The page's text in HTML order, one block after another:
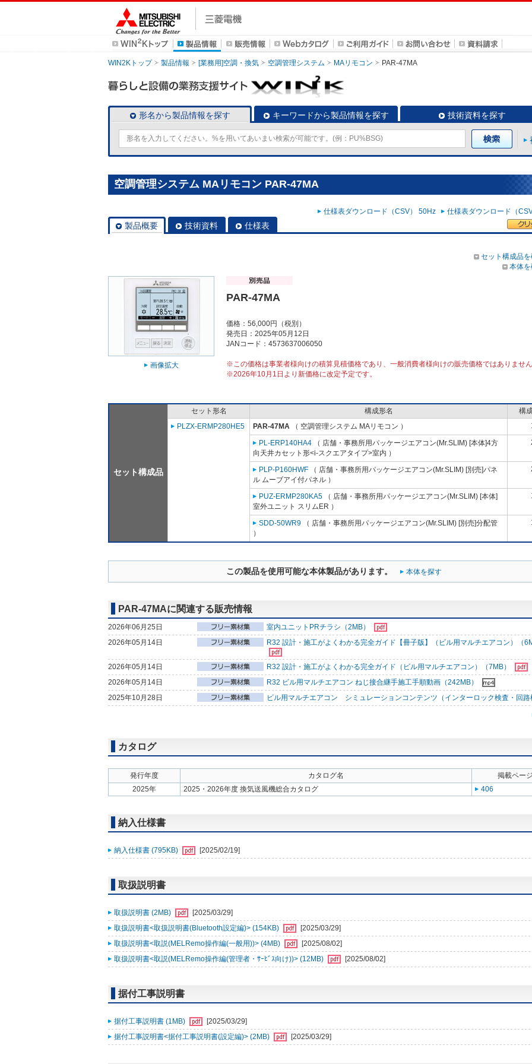
WIN2Kトップ 製品情報 [業務用]空調・換気 空調管理システム MAリモコン PAR-47MA
形名から製品情報を探す キーワードから製品情報を探す 技術資料を探す
空調管理システム MAリモコン PAR-47MA
仕様表ダウンロード（CSV） 50Hz 仕様表ダウンロード（
製品概要 技術資料 仕様表
セット構成品
本体
画像拡大
PAR-47MA
価格：56,000円（税別）
発売日：2025年05月12日
JANコード：4573637006050
※この価格は事業者様向けの積算見積価格であり、一般消費者様向けの販売価格ではありません
※2026年10月1日より新価格に改定予定です。
セット構成品
セット形名 構成形名
構
PLZX-ERMP280HE5
PAR-47MA （ 空調管理システム MAリモコン ）
PL-ERP140HA4 （ 店舗・事務所用パッケージエアコン(Mr.SLIM) [本体]4方
向天井カセット形<i-スクエアタイプ>室内 ）
PLP-P160HWF （ 店舗・事務所用パッケージエアコン(Mr.SLIM) [別売]パネ
ル ムーブアイ付パネル ）
PUZ-ERMP280KA5 （ 店舗・事務所用パッケージエアコン(Mr.SLIM) [本体]
室外ユニット スリムER ）
SDD-50WR9 （ 店舗・事務所用パッケージエアコン(Mr.SLIM) [別売]分配管
）
この製品を使用可能な本体製品があります。 本体を探す
PAR-47MAに関連する販売情報
2026年06月25日
室内ユニットPRチラシ（2MB）
2026年05月14日
R32 設計・施工がよくわかる完全ガイド【冊子版】（ビル用マルチエアコン）（
2026年05月14日
R32 設計・施工がよくわかる完全ガイド（ビル用マルチエアコン）（7MB）
2026年05月14日
R32 ビル用マルチエアコン ねじ接合継手施工手順動画（242MB）
2025年10月28日
ビル用マルチエアコン シミュレーションコンテンツ（インターロック検査・回路
カタログ
発行年度 カタログ名
掲載ページ
2025年
2025・2026年度 換気送風機総合カタログ 406
納入仕様書
納入仕様書 (795KB) [2025/02/19]
取扱説明書
取扱説明書 (2MB)
[2025/03/29]
取扱説明書<取扱説明書(Bluetooth設定編)> (154KB)
[2025/03/29]
取扱説明書<取説(MELRemo操作編(一般用))> (4MB)
[2025/08/02]
取扱説明書<取説(MELRemo操作編(管理者・ｻｰﾋﾞｽ向け))> (12MB)
[2025/08/02]
据付工事説明書
据付工事説明書 (1MB)
[2025/03/29]
据付工事説明書<据付工事説明書(設定編)> (2MB)
[2025/03/29]